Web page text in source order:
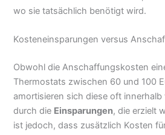
wo sie tatsächlich benötigt wird.
Kosteneinsparungen versus
Obwohl die Anschaffungskosten
Thermostats zwischen 60 und 100
amortisieren sich diese oft
durch die Einsparungen, die erzielt
ist jedoch, dass zusätzlich Kosten